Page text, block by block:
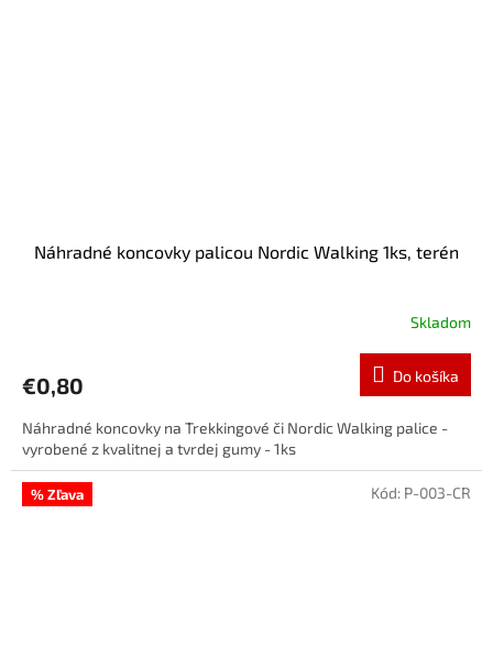
Náhradné koncovky palicou Nordic Walking 1ks, terén
Skladom
€0,80 Do košíka
Náhradné koncovky na Trekkingové či Nordic Walking palice -
vyrobené z kvalitnej a tvrdej gumy - 1ks
% Zľava Kód: P-003-CR